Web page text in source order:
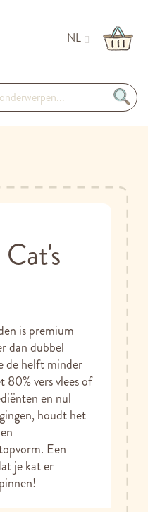
NL
is premium
dan dubbel
de helft minder
vers vlees of
en nul
houdt het
Een
je kat er